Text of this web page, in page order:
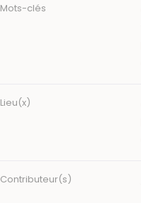
Mots-clés
Lieu(x)
Contributeur(s)